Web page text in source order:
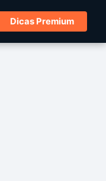
Dicas Premium